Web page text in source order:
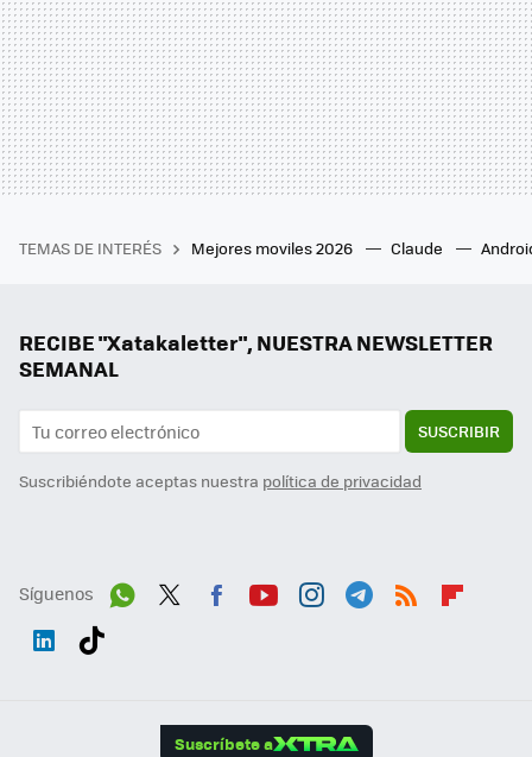
TEMAS DE INTERÉS Mejores moviles 2026 Claude
RECIBE "Xatakaletter", NUESTRA NEWSLETTER
SEMANAL
SUSCRIBIR
Suscribiéndote aceptas nuestra política de privacidad
Síguenos
Suscríbete a